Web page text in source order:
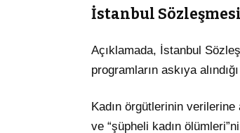
İstanbul
Açıklamada, İstanbul
programların askıya
Kadın örgütlerinin
ve “şüpheli kadın